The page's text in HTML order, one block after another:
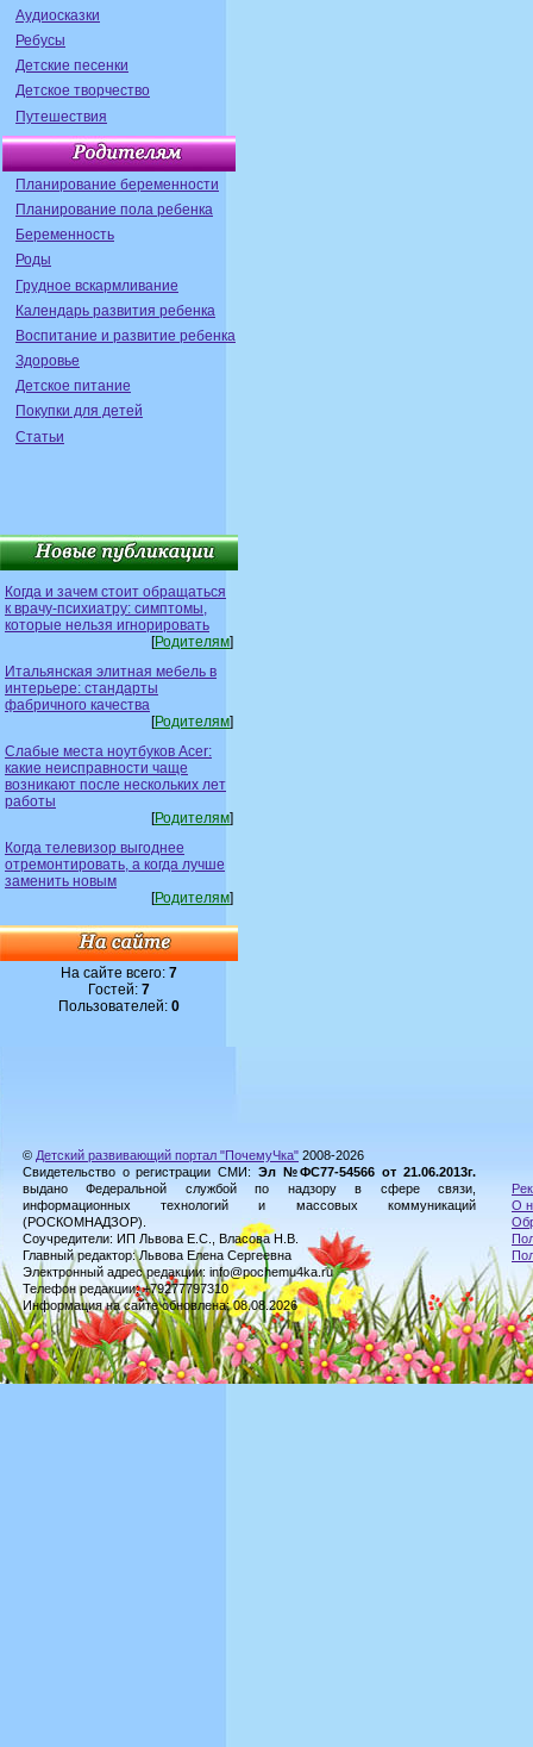
Аудиосказки
Ребусы
Детские песенки
Детское творчество
Путешествия
Планирование беременности
Планирование пола ребенка
Беременность
Роды
Грудное вскармливание
Календарь развития ребенка
Воспитание и развитие ребенка
Здоровье
Детское питание
Покупки для детей
Статьи
Когда и зачем стоит обращаться
к врачу-психиатру: симптомы,
которые нельзя игнорировать
[Родителям]
Итальянская элитная мебель в
интерьере: стандарты
фабричного качества
[Родителям]
Слабые места ноутбуков Acer:
какие неисправности чаще
возникают после нескольких лет
работы
[Родителям]
Когда телевизор выгоднее
отремонтировать, а когда лучше
заменить новым
[Родителям]
На сайте всего: 7
Гостей: 7
Пользователей: 0
© Детский развивающий портал "ПочемуЧка" 2008-2026
Свидетельство о регистрации СМИ: Эл №ФС77-54566 от 21.06.2013г.
выдано Федеральной службой по надзору в сфере связи,
информационных технологий и массовых коммуникаций
(РОСКОМНАДЗОР).
Соучредители: ИП Львова Е.С., Власова Н.В.
Главный редактор: Львова Елена Сергеевна
Электронный адрес редакции: info@pochemu4ka.ru
Телефон редакции: +79277797310
Информация на сайте обновлена: 08.08.2026
О